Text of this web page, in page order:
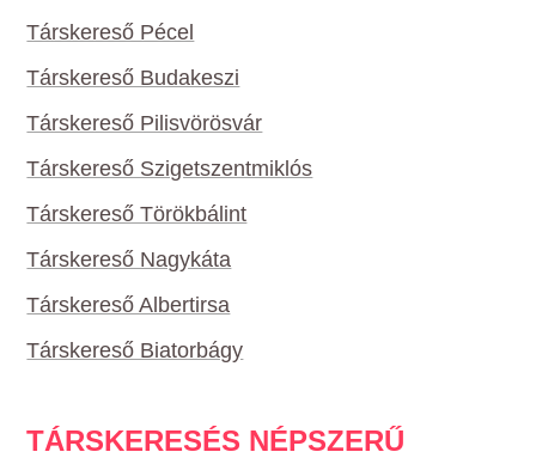
Társkereső Pécel
Társkereső Budakeszi
Társkereső Pilisvörösvár
Társkereső Szigetszentmiklós
Társkereső Törökbálint
Társkereső Nagykáta
Társkereső Albertirsa
Társkereső Biatorbágy
TÁRSKERESÉS NÉPSZERŰ